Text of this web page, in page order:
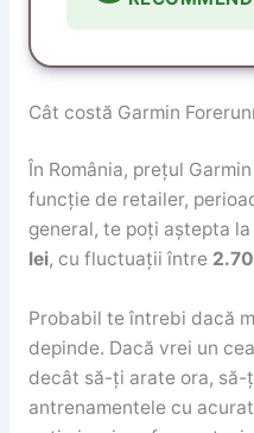
Cât costă Garmin
În România, prețul
funcție de retailer,
general, te poți aștepta
lei, cu fluctuații între
Probabil te întrebi dacă
depinde. Dacă vrei un
decât să-ți arate ora, să-
antrenamentele cu